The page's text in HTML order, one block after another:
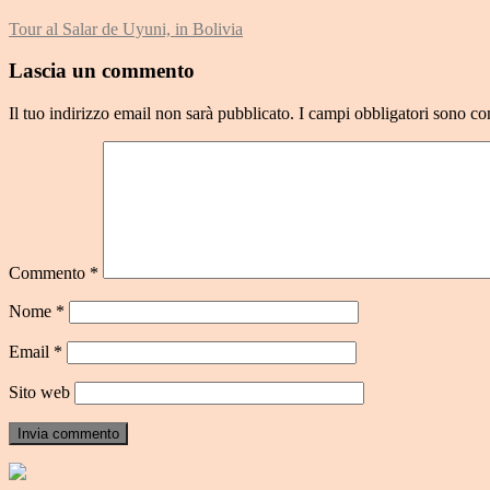
Tour al Salar de Uyuni, in Bolivia
Lascia un commento
Il tuo indirizzo email non sarà pubblicato. I campi obbligatori sono
Commento *
Nome *
Email *
Sito web